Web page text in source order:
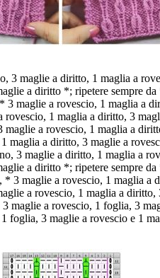
3 maglie a diritto, 1 maglia a
a diritto *; ripetere sempre
3 maglie a rovescio, 1 maglia a
1 maglia a diritto, 3
a rovescio, 1 maglia a
maglia a diritto, 3 maglie a
3 maglie a diritto, 1 maglia a
a diritto *; ripetere sempre
3 maglie a rovescio, 1 maglia a
a rovescio, 1 maglia a
maglie a rovescio, 1 foglia, 3
foglia, 3 maglie a rovescio e 1